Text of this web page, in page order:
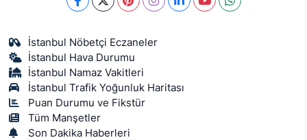
İstanbul Nöbetçi Eczaneler
İstanbul Hava Durumu
İstanbul Namaz Vakitleri
İstanbul Trafik Yoğunluk Haritası
Puan Durumu ve Fikstür
Tüm Manşetler
Son Dakika Haberleri